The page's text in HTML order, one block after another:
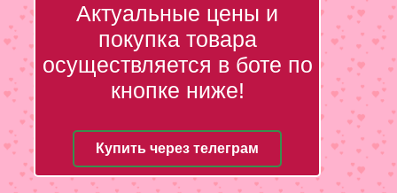
Актуальные цены и
покупка товара
осуществляется в боте по
кнопке ниже!
Купить через телеграм